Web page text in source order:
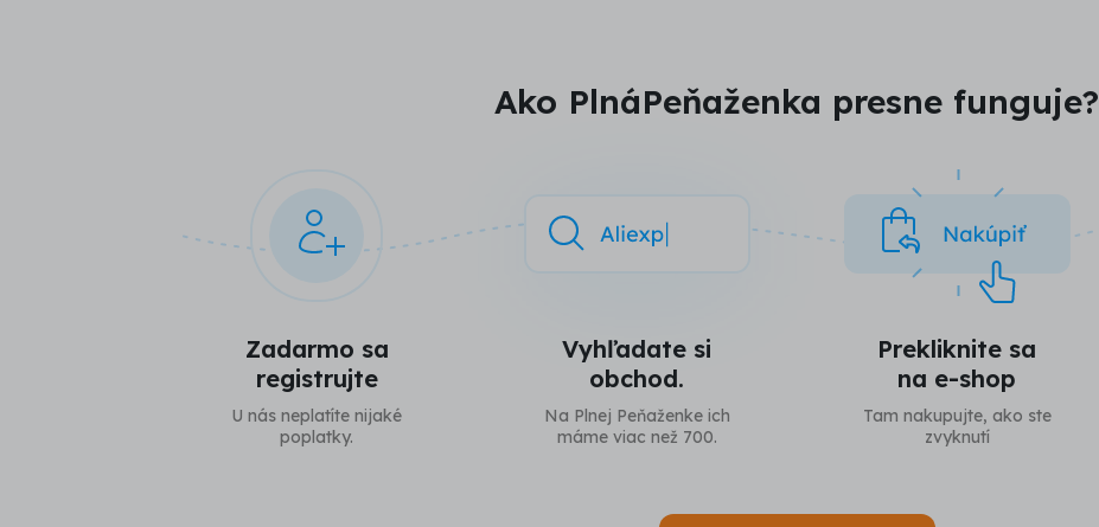
Ako PlnáPeňaženka presne funguje?
Zadarmo sa
registrujte
U nás neplatíte nijaké
poplatky.
Vyhľadate si
obchod.
Na Plnej Peňaženke ich
máme viac než 700.
Prekliknite sa
na e-shop
Tam nakupujte, ako ste
zvyknutí